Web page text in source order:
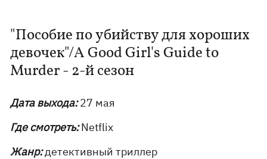
"Пособие по убийству для хороших
девочек"/A Good Girl's Guide to
Murder - 2-й сезон
Дата выхода:27 мая
Где смотреть:Netflix
Жанр:детективный триллер